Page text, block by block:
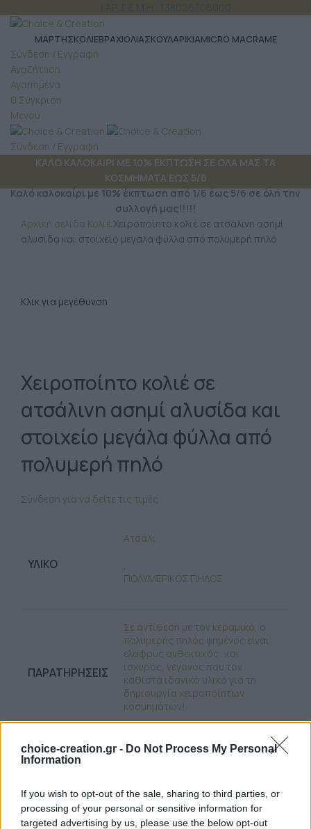
choice-creation.gr - Do Not Process My Personal
Information
If you wish to opt-out of the sale, sharing to third parties, or
processing of your personal or sensitive information for
targeted advertising by us, please use the below opt-out
ΜΆΡΤΗΣΚΟΛΙΕΒΡΑΧΙΟΛΙΑΣΚΟΥΛΑΡΙΚΙΑMICRO MACRAME
Σύνδεση / Εγγραφή
Αναζήτηση
Αγαπημένα
0 Σύγκριση
Μενού
Σύνδεση / Εγγραφή
ΚΑΛΟ ΚΑΛΟΚΑΙΡΙ ΜΕ 10% ΕΚΠΤΩΣΗ ΣΕ ΟΛΑ ΜΑΣ ΤΑ
ΚΟΣΜΗΜΑΤΑ ΕΩΣ 5/6
Καλό καλοκαίρι με 10% έκπτωση από 1/6 έως 5/6 σε όλη την
συλλογή μας!!!!!
Αρχική σελίδα Κολιέ Χειροποίητο κολιέ σε ατσάλινη ασημί
αλυσίδα και στοιχείο μεγάλα φύλλα από πολυμερή πηλό
Κλικ για μεγέθυνση
Χειροποίητο κολιέ σε
ατσάλινη ασημί αλυσίδα και
στοιχείο μεγάλα φύλλα από
πολυμερή πηλό
Σύνδεση για να δείτε τις τιμές
ΥΛΙΚΌ
Ατσάλι
ΠΟΛΥΜΕΡΙΚΟΣ ΠΗΛΟΣ
ΠΑΡΑΤΗΡΉΣΕΙΣ
Σε αντίθεση με τον κεραμικό, ο
πολυμερής πηλός ψημένος είναι
ελαφρύς ανθεκτικός και
ισχυρός, γεγονός που τον
καθιστά ιδανικό υλικό για τη
δημιουργία χειροποίητων
κοσμημάτων!
6Προϊόντα πουλήθηκαν τις τελευταίες 3 ημέρες
11Άτομα βλέπουν αυτό το Προϊόν τώρα!